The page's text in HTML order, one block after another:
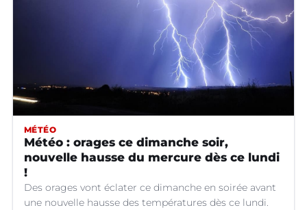
MÉTÉO
Météo : orages ce dimanche soir,
nouvelle hausse du mercure dès ce lundi
!
Des orages vont éclater ce dimanche en soirée avant
une nouvelle hausse des températures dès ce lundi.